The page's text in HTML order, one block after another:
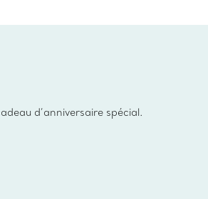
d’anniversaire spécial.